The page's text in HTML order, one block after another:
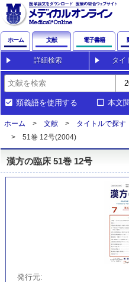
ホーム 文献 電子書籍
詳細検索 タイ
類義語を使用する 本文
ホーム 文献 タイトルで探す
51巻 12号(2004)
漢方の臨床 51巻 12号
発行元